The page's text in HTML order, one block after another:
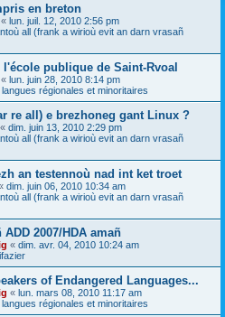
en breton
« lun. juil. 12, 2010 2:56 pm
all (frank a wirioù evit an darn vrasañ
publique de Saint-Rvoal
« lun. juin 28, 2010 8:14 pm
régionales et minoritaires
re all) e brezhoneg gant Linux ?
« dim. juin 13, 2010 2:29 pm
all (frank a wirioù evit an darn vrasañ
an testennoù nad int ket troet
dim. juin 06, 2010 10:34 am
all (frank a wirioù evit an darn vrasañ
2007/HDA amañ
« dim. avr. 04, 2010 10:24 am
of Endangered Languages...
« lun. mars 08, 2010 11:17 am
régionales et minoritaires